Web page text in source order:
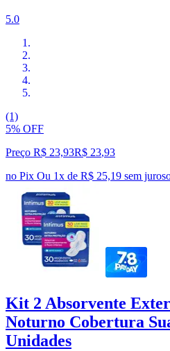
5.0
(1)
5% OFF
Preço R$ 23,93R$ 23,93
no Pix Ou 1x de R$ 25,19 sem juros
Kit 2 Absorvente
Noturno Cobertura
Unidades